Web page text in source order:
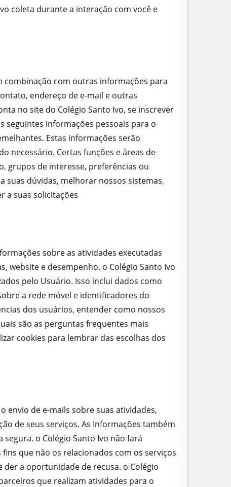
coleta durante a interação com você e
combinação com outras informações para
endereço de e-mail e outras
no site do Colégio Santo Ivo, se inscrever
seguintes informações pessoais para o
Estas informações serão
necessário. Certas funções e áreas de
grupos de interesse, preferências ou
suas dúvidas, melhorar nossos sistemas,
a suas solicitações
sobre as atividades executadas
website e desempenho. o Colégio Santo Ivo
pelo Usuário. Isso inclui dados como
a rede móvel e identificadores do
dos usuários, entender como nossos
são as perguntas frequentes mais
cookies para lembrar das escolhas dos
envio de e-mails sobre suas atividades,
de seus serviços. As Informações também
o Colégio Santo Ivo não fará
que não os relacionados com os serviços
a oportunidade de recusa. o Colégio
que realizam atividades para o